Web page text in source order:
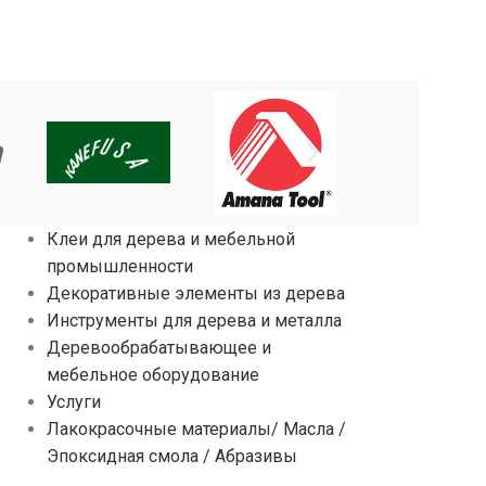
Клеи для дерева и мебельной
промышленности
Декоративные элементы из дерева
Инструменты для дерева и металла
Деревообрабатывающее и
мебельное оборудование
Услуги
Лакокрасочные материалы/ Масла /
Эпоксидная смола / Абразивы